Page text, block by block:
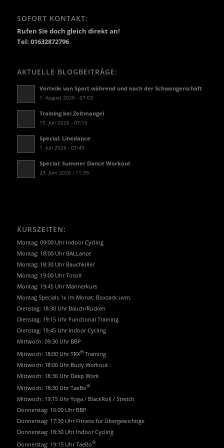
SOFORT KONTAKT:
Rufen Sie doch gleich direkt an!
Tel: 01632872796
AKTUELLE BLOGBEITRÄGE:
Vorteile von Sport während und nach der Schwangerschaft
1. August 2026 - 07:03
Training bei Zeitmangel
15. Juli 2026 - 07:15
Special: Linedance
1. Juli 2026 - 07:40
Special: Summer Dance Workout
23. Juni 2026 - 11:39
KURSZEITEN:
Montag: 09:00 Uhr Indoor Cycling
Montag: 18:00 Uhr BALLance
Montag: 18:30 Uhr Bauchkiller
Montag: 19:00 Uhr TosoX
Montag: 19:45 Uhr Männerkurs
Montag Specials 1x im Monat: Boxsack uvm.
Dienstag: 18:30 Uhr Bauch/Rücken
Dienstag: 19:15 Uhr Functional Training
Dienstag: 19:45 Uhr Indoor Cycling
Mittwoch: 09:30 Uhr BBP
Mittwoch: 18:00 Uhr TRX®Training
Mittwoch: 18:00 Uhr Body Workout
Mittwoch: 18:30 Uhr Deep Work
Mittwoch: 18:30 Uhr TaeBo®
Mittwoch: 19:15 Uhr Yoga / BlackRoll / Stretch
Donnerstag: 10:00 Uhr BBP
Donnerstag: 17:30 Uhr Fitness für Übergewichtige
Donnerstag: 18:30 Uhr Indoor Cycling
Donnerstag: 19:15 Uhr TaeBo®